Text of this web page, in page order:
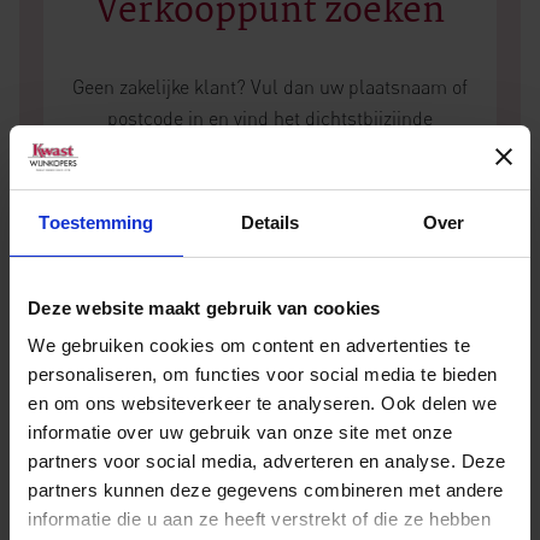
Toestemming Details Over
Deze website maakt gebruik van cookies
We gebruiken cookies om content en advertenties te
personaliseren, om functies voor social media te bieden
en om ons websiteverkeer te analyseren. Ook delen we
informatie over uw gebruik van onze site met onze
partners voor social media, adverteren en analyse. Deze
partners kunnen deze gegevens combineren met andere
informatie die u aan ze heeft verstrekt of die ze hebben
Verkooppunt zoeken
Geen zakelijke klant? Vul dan uw plaatsnaam of
postcode in en vind het dichtstbijzijnde
Andere wijnen van Luigi Einaudi